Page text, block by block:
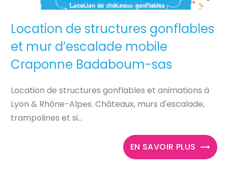
Location de structures gonflables
et mur d’escalade mobile
Craponne Badaboum-sas
Location de structures gonflables et animations à
Lyon & Rhône-Alpes. Châteaux, murs d'escalade,
trampolines et si...
EN SAVOIR PLUS